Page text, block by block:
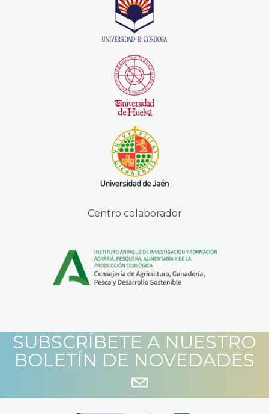
Centro colaborador
SUBSCRÍBETE A NUESTRO
BOLETÍN DE NOVEDADES